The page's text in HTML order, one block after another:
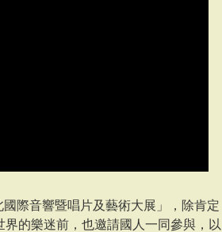
際音響暨唱片及藝術大展」，除肯定
的樂迷前，也邀請國人一同參與，以